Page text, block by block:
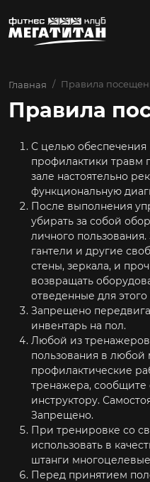
Главная Правила
Правила
С целью обеспечения
профилактики травм
зале настоятельно
функциональную
После выполнения
убирать за собой
личного
гантели и другие
стены, зеркала, и
возвращать
отведенные для этого
Запрещено
инвентарь на пол.
Любой из
пользования в любой
профилактические
тренажера,
инструктору.
Запрещено.
При тренировке со
использовать в
штанги
Перед принятием